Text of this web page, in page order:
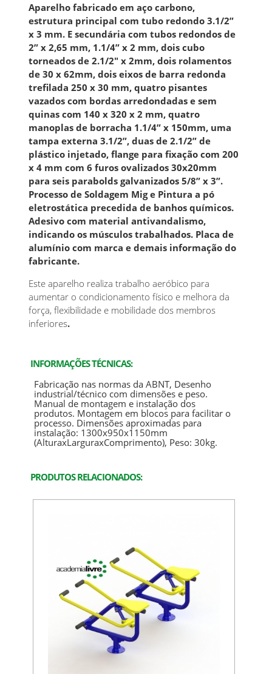
Aparelho fabricado em aço carbono,
estrutura principal com tubo redondo 3.1/2”
x 3 mm. E secundária com tubos redondos de
2” x 2,65 mm, 1.1/4” x 2 mm, dois cubo
torneados de 2.1/2" x 2mm, dois rolamentos
de 30 x 62mm, dois eixos de barra redonda
trefilada 250 x 30 mm, quatro pisantes
vazados com bordas arredondadas e sem
quinas com 140 x 320 x 2 mm, quatro
manoplas de borracha 1.1/4” x 150mm, uma
tampa externa 3.1/2”, duas de 2.1/2” de
plástico injetado, flange para fixação com 200
x 4 mm com 6 furos ovalizados 30x20mm
para seis parabolds galvanizados 5/8” x 3”.
Processo de Soldagem Mig e Pintura a pó
eletrostática precedida de banhos químicos.
Adesivo com material antivandalismo,
indicando os músculos trabalhados. Placa de
alumínio com marca e demais informação do
fabricante.
Este aparelho realiza trabalho aeróbico para
aumentar o condicionamento físico e melhora da
força, flexibilidade e mobilidade dos membros
inferiores.
INFORMAÇÕES TÉCNICAS:
Fabricação nas normas da ABNT, Desenho
industrial/técnico com dimensões e peso.
Manual de montagem e instalação dos
produtos. Montagem em blocos para facilitar o
processo. Dimensões aproximadas para
instalação: 1300x950x1150mm
(AlturaxLarguraxComprimento), Peso: 30kg.
PRODUTOS RELACIONADOS: